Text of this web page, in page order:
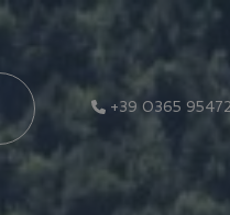
+39 0365